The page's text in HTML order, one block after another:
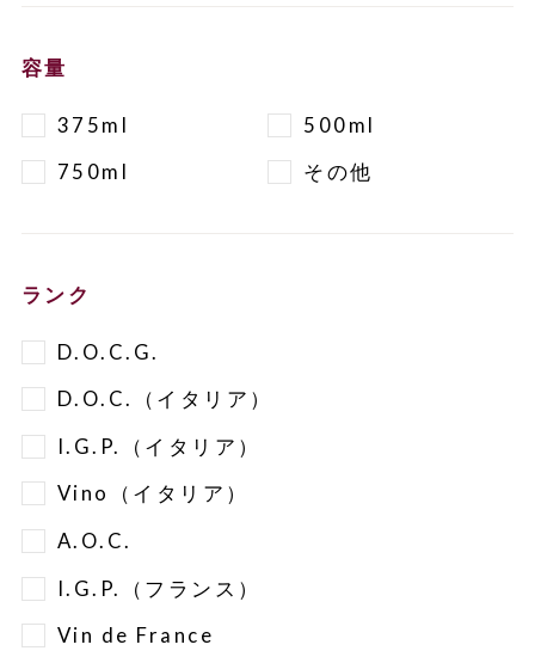
容量
375ml
500ml
750ml
その他
ランク
D.O.C.G.
D.O.C.（イタリア）
I.G.P.（イタリア）
Vino（イタリア）
A.O.C.
I.G.P.（フランス）
Vin de France